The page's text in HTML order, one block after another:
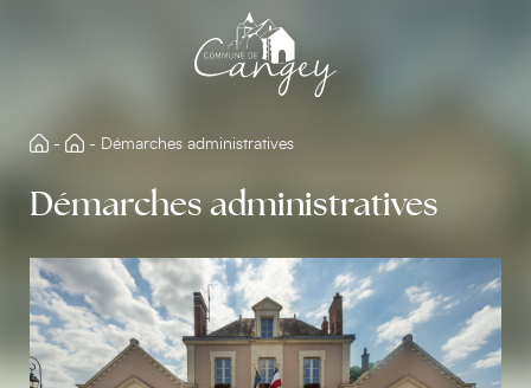
- - Démarches administratives
Démarches administratives